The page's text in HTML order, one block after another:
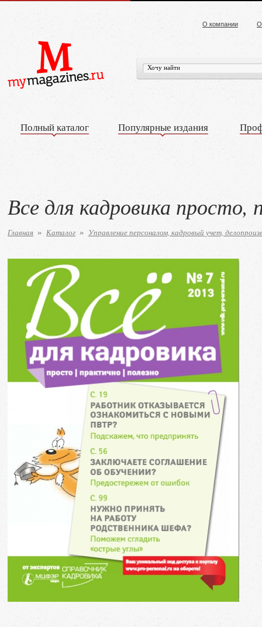
О компании
Полный каталог Популярные издания
Все для кадровика просто,
Главная » Каталог » Управление персоналом, кадровый учет,